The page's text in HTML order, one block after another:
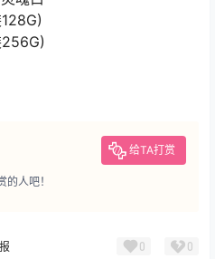
给TA打赏
人吧！
0 0